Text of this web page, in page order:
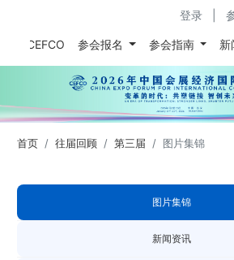
登录
关于CEFCO 参会报名 参会指南 新
首页 往届回顾 第三届 图片集锦
图片集锦
新闻资讯